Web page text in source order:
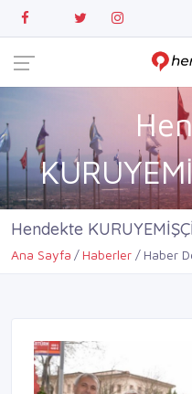
Hendekte
Ana Sayfa Haberler Haber